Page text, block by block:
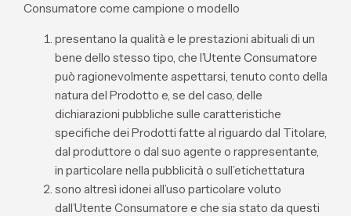
Consumatore come campione o modello
presentano la qualità e le prestazioni abituali di un
bene dello stesso tipo, che l’Utente Consumatore
può ragionevolmente aspettarsi, tenuto conto della
natura del Prodotto e, se del caso, delle
dichiarazioni pubbliche sulle caratteristiche
specifiche dei Prodotti fatte al riguardo dal Titolare,
dal produttore o dal suo agente o rappresentante,
in particolare nella pubblicità o sull’etichettatura
sono altresì idonei all’uso particolare voluto
dall’Utente Consumatore e che sia stato da questi